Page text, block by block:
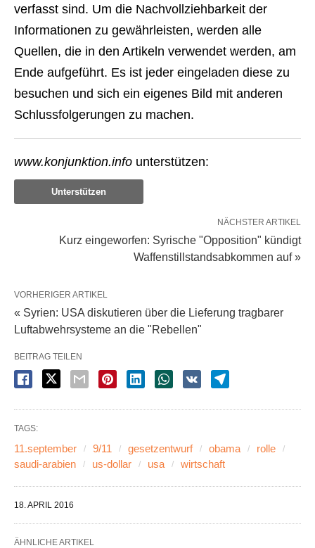
verfasst sind. Um die Nachvollziehbarkeit der
Informationen zu gewährleisten, werden alle
Quellen, die in den Artikeln verwendet werden, am
Ende aufgeführt. Es ist jeder eingeladen diese zu
besuchen und sich ein eigenes Bild mit anderen
Schlussfolgerungen zu machen.
www.konjunktion.info unterstützen:
Unterstützen
NÄCHSTER ARTIKEL
Kurz eingeworfen: Syrische "Opposition" kündigt
Waffenstillstandsabkommen auf »
VORHERIGER ARTIKEL
« Syrien: USA diskutieren über die Lieferung tragbarer
Luftabwehrsysteme an die "Rebellen"
BEITRAG TEILEN
TAGS:
11.september 9/11 gesetzentwurf obama
rolle
saudi-arabien
us-dollar usa wirtschaft
18. APRIL 2016
ÄHNLICHE ARTIKEL